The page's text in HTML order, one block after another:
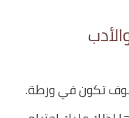
تكون في ورطة.